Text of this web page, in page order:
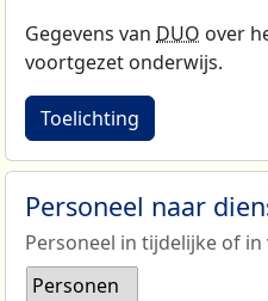
Gegevens van DUO over
voortgezet onderwijs.
Toelichting
Personeel naar
Personeel in tijdelijke of
Personen